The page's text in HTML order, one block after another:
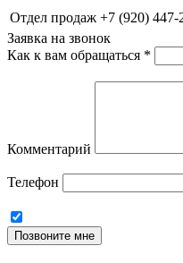
Отдел продаж +7 (920) 447-
Заявка на звонок
Как к вам обращаться *
Комментарий
Телефон
Позвоните мне